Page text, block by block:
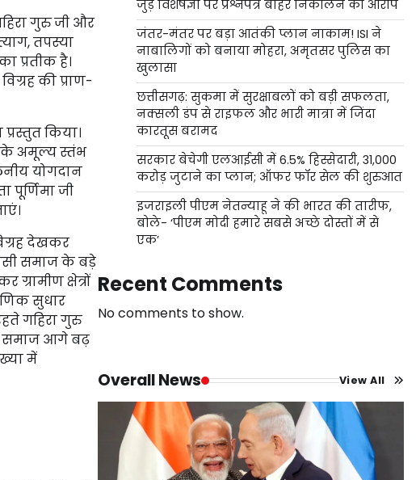
गुरु जी और
तपस्या
प्रतीक है।
की प्राण-
किया।
के अमूल्य स्तंभ
योगदान
पूर्णिमा जी
देखकर
समाज के बड़े
क्षेत्रों
सुधार
गहिरा गुरु
समाज आगे बढ़
में
जुड़े विशेषज्ञों पर प्रश्नपत्र बाहर निकालने का आरोप
जंतर-मंतर पर बड़ा आतंकी प्लान नाकाम! ISI ने
नाबालिगों को बनाया मोहरा, अमृतसर पुलिस का
खुलासा
छत्तीसगढ़: सुकमा में सुरक्षाबलों को बड़ी सफलता,
नक्सली डंप से राइफल और भारी मात्रा में जिंदा
कारतूस बरामद
सरकार बेचेगी एलआईसी में 6.5% हिस्सेदारी, 31,000
करोड़ जुटाने का प्लान; ऑफर फॉर सेल की शुरुआत
इजराइली पीएम नेतन्याहू ने की भारत की तारीफ,
बोले- ‘पीएम मोदी हमारे सबसे अच्छे दोस्तों में से
एक’
Recent Comments
No comments to show.
Overall News View All